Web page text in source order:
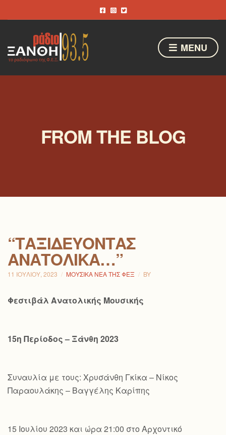
MENU
FROM THE BLOG
“ΤΑΞΙΔΕΎΟΝΤΑΣ
ΑΝΑΤΟΛΙΚΆ…”
11 ΙΟΥΛΊΟΥ, 2023 ΜΟΥΣΙΚΆ ΝΈΑ ΤΗΣ ΦΕΞ BY
Φεστιβάλ Ανατολικής Μουσικής
15η Περίοδος – Ξάνθη 2023
Συναυλία με τους: Χρυσάνθη Γκίκα – Νίκος
Παραουλάκης – Βαγγέλης Καρίπης
15 Ιουλίου 2023 και ώρα 21:00 στο Αρχοντικό